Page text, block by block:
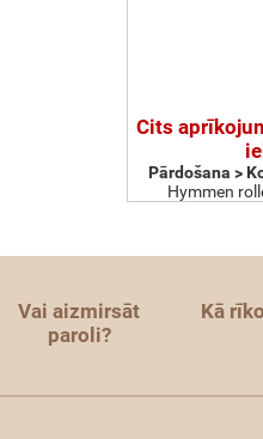
Cits
Pārdošana >
Hymmen
Vai aizmirsāt
paroli?
Kā